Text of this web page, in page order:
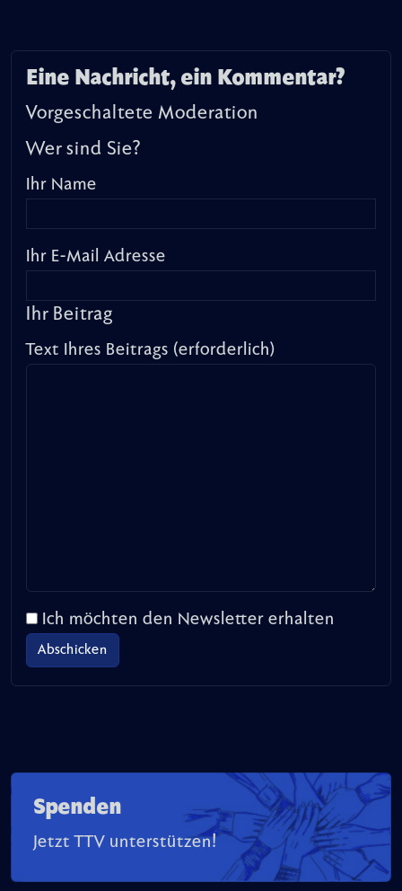
Eine Nachricht, ein Kommentar?
Vorgeschaltete Moderation
Wer sind Sie?
Ihr Name
Ihr E-Mail Adresse
Ihr Beitrag
Text Ihres Beitrags (erforderlich)
Ich möchten den Newsletter erhalten
Spenden
Jetzt TTV unterstützen!